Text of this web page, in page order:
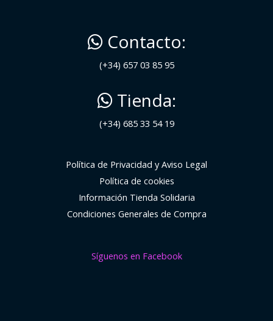
Contacto:
(+34) 657 03 85 95
Tienda:
(+34) 685 33 54 19
Política de Privacidad y Aviso Legal
Política de cookies
Información Tienda Solidaria
Condiciones Generales de Compra
Síguenos en Facebook